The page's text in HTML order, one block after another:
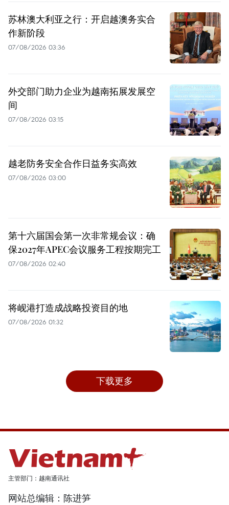
苏林澳大利亚之行：开启越澳务实合
作新阶段
07/08/2026 03:36
外交部门助力企业为越南拓展发展空
间
07/08/2026 03:15
越老防务安全合作日益务实高效
07/08/2026 03:00
第十六届国会第一次非常规会议：确
保2027年APEC会议服务工程按期完工
07/08/2026 02:40
将岘港打造成战略投资目的地
07/08/2026 01:32
下载更多
主管部门：越南通讯社
网站总编辑：陈进笋